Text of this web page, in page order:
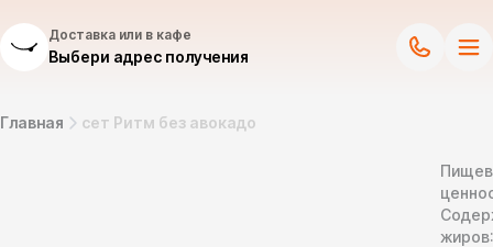
Доставка или в кафе
Выбери адрес получения
Главная сет Ритм без авокадо